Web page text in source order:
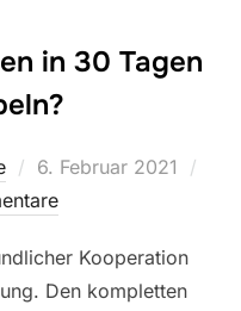
in 30 Tagen
Veröffentlicht
am
6. Februar 2021
Kooperation
Den kompletten